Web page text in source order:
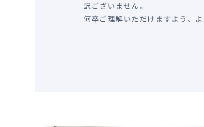
訳ございません。
何卒ご理解いただけますよう、